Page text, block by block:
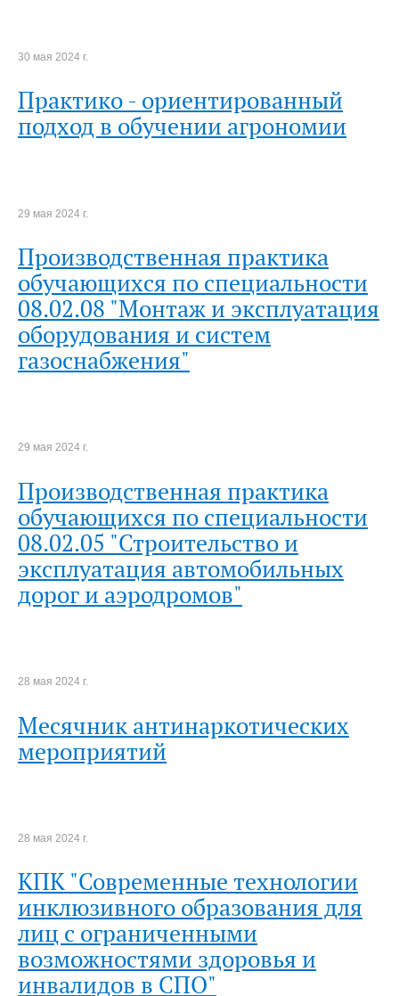
30 мая 2024 г.
Практико - ориентированный
подход в обучении агрономии
29 мая 2024 г.
Производственная практика
обучающихся по специальности
08.02.08 "Монтаж и эксплуатация
оборудования и систем
газоснабжения"
29 мая 2024 г.
Производственная практика
обучающихся по специальности
08.02.05 "Строительство и
эксплуатация автомобильных
дорог и аэродромов"
28 мая 2024 г.
Месячник антинаркотических
мероприятий
28 мая 2024 г.
КПК "Современные технологии
инклюзивного образования для
лиц с ограниченными
возможностями здоровья и
инвалидов в СПО"